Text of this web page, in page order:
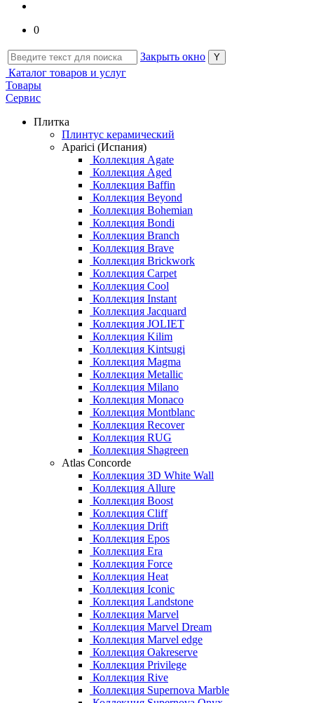
0
Закрыть окно
Каталог товаров и услуг
Товары
Сервис
Плитка
Плинтус керамический
Aparici (Испания)
Коллекция Agate
Коллекция Aged
Коллекция Baffin
Коллекция Beyond
Коллекция Bohemian
Коллекция Bondi
Коллекция Branch
Коллекция Brave
Коллекция Brickwork
Коллекция Carpet
Коллекция Cool
Коллекция Instant
Коллекция Jacquard
Коллекция JOLIET
Коллекция Kilim
Коллекция Kintsugi
Коллекция Magma
Коллекция Metallic
Коллекция Milano
Коллекция Monaco
Коллекция Montblanc
Коллекция Recover
Коллекция RUG
Коллекция Shagreen
Atlas Concorde
Коллекция 3D White Wall
Коллекция Allure
Коллекция Boost
Коллекция Cliff
Коллекция Drift
Коллекция Epos
Коллекция Era
Коллекция Force
Коллекция Heat
Коллекция Iconic
Коллекция Landstone
Коллекция Marvel
Коллекция Marvel Dream
Коллекция Marvel edge
Коллекция Oakreserve
Коллекция Privilege
Коллекция Rive
Коллекция Supernova Marble